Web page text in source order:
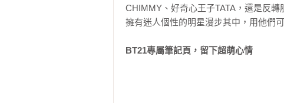
CHIMMY、好奇心王子TATA，還是反
擁有迷人個性的明星漫步其中，用他們
BT21專屬筆記頁，留下超萌心情
行記錄、心得分享，或是想對宇宙明星